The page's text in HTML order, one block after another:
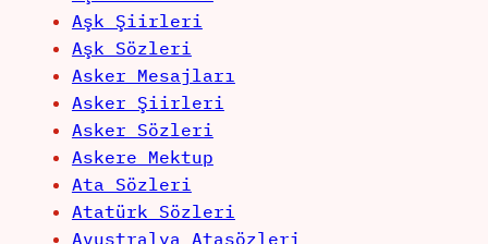
Aşk Şiirleri
Aşk Sözleri
Asker Mesajları
Asker Şiirleri
Asker Sözleri
Askere Mektup
Ata Sözleri
Atatürk Sözleri
Avustralya Atasözleri